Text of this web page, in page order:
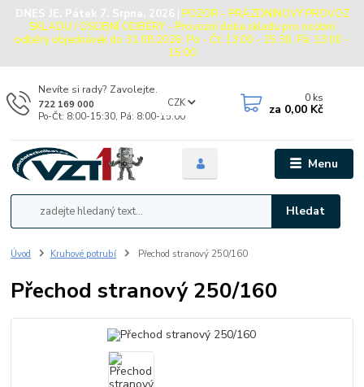
DNES JE: Pátek 7. Srpna, 2026 | POZOR - PRÁZDNINOVÝ PROVOZ
SKLADU / OSOBNÍ ODBĚRY - Provozní doba skladu pro osobní
odběry objednávek do 31.08.2026: Po - Čt: 13:00 - 15:30, Pá: 13:00 -
15:00
Menu
CZK
Hledat
Nevíte si rady? Zavolejte.
722 169 000
Po-Čt: 8:00-15:30, Pá: 8:00-15:00
0 ks
za 0,00 Kč
Úvod Kruhové potrubí Přechod stranový 250/160
Přechod stranový 250/160